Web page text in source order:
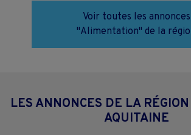
Voir toutes les annonces
"Alimentation" de la
LES ANNONCES DE LA
AQUITAINE